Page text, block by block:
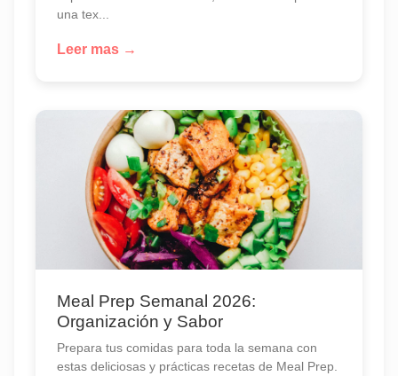
una tex...
Leer mas →
Meal Prep Semanal 2026:
Organización y Sabor
Prepara tus comidas para toda la semana con
estas deliciosas y prácticas recetas de Meal Prep.